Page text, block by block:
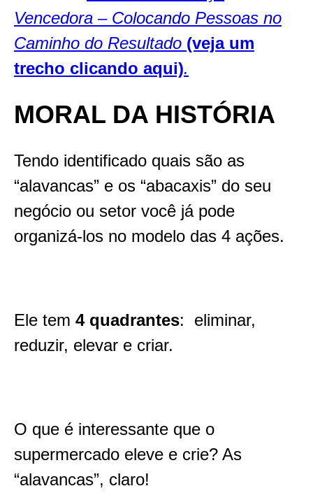
Vencedora – Colocando Pessoas no
Caminho do Resultado (veja um
trecho clicando aqui).
MORAL DA HISTÓRIA
Tendo identificado quais são as
“alavancas” e os “abacaxis” do seu
negócio ou setor você já pode
organizá-los no modelo das 4 ações.
Ele tem 4 quadrantes: eliminar,
reduzir, elevar e criar.
O que é interessante que o
supermercado eleve e crie? As
“alavancas”, claro!